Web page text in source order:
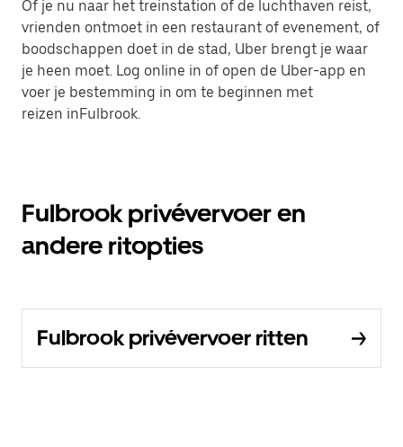
Of je nu naar het treinstation of de luchthaven reist,
vrienden ontmoet in een restaurant of evenement, of
boodschappen doet in de stad, Uber brengt je waar
je heen moet. Log online in of open de Uber-app en
voer je bestemming in om te beginnen met
reizen inFulbrook.
Fulbrook privévervoer en
andere ritopties
Fulbrook privévervoer ritten